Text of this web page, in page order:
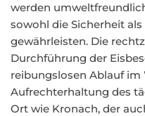
werden
sowohl die Sicherheit
gewährleisten. Die
Durchführung der
reibungslosen Ablauf
Aufrechterhaltung des
Ort wie Kronach, der